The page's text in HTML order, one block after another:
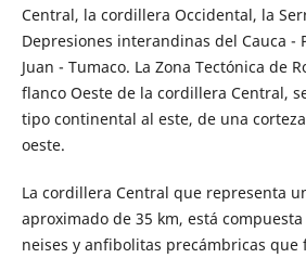
Central, la cordillera Occidental, la
Depresiones interandinas del Cauca -
Juan - Tumaco. La Zona Tectónica de
flanco Oeste de la cordillera Central,
tipo continental al este, de una
oeste.
La cordillera Central que representa
aproximado de 35 km, está
neises y anfibolitas precámbricas que